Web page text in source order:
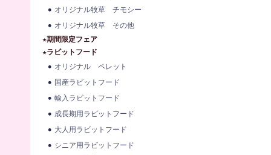
オリジナル牧草 チモシー
オリジナル牧草 その他
★期間限定フェア
★ラビットフード
オリジナル ペレット
国産ラビットフード
輸入ラビットフード
成長期用ラビットフード
大人用ラビットフード
シニア用ラビットフード